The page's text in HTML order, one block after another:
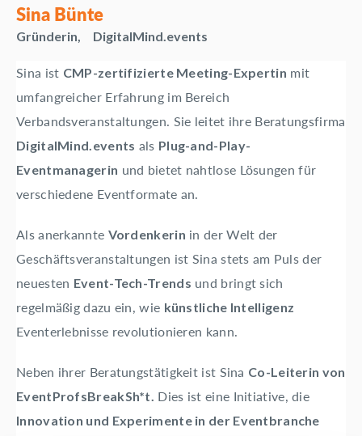
Sina Bünte
Gründerin, DigitalMind.events
Sina ist CMP-zertifizierte Meeting-Expertin mit
umfangreicher Erfahrung im Bereich
Verbandsveranstaltungen. Sie leitet ihre Beratungsfirma
DigitalMind.events als Plug-and-Play-
Eventmanagerin und bietet nahtlose Lösungen für
verschiedene Eventformate an.
Als anerkannte Vordenkerin in der Welt der
Geschäftsveranstaltungen ist Sina stets am Puls der
neuesten Event-Tech-Trends und bringt sich
regelmäßig dazu ein, wie künstliche Intelligenz
Eventerlebnisse revolutionieren kann.
Neben ihrer Beratungstätigkeit ist Sina Co-Leiterin von
EventProfsBreakSh*t. Dies ist eine Initiative, die
Innovation und Experimente in der Eventbranche